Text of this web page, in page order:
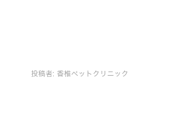
投稿者: 香椎ペットクリニック